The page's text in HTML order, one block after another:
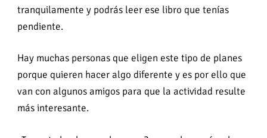
tranquilamente y podrás leer ese libro que tenías
pendiente.
Hay muchas personas que eligen este tipo de planes
porque quieren hacer algo diferente y es por ello que
van con algunos amigos para que la actividad resulte
más interesante.